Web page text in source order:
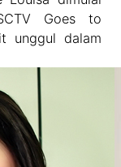
Goes to
unggul dalam